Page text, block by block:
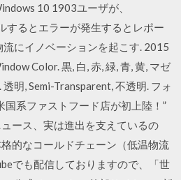
10 1903ユーザが、
するとエラーが発生するとレポー
流にイノベーションを起こす. 2015
Color. 黒, 白, 赤, 緑, 青, 黄, マゼ
明, Semi-Transparent, 不透明. フォ
国系ファストフード店が初上陸！”
ース、実は進出を支えているの
的なコールドチェーン（低温物流
でも配信しておりますので、「世